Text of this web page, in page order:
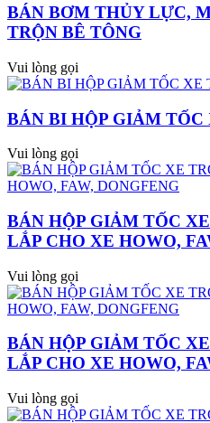
BÁN BƠM THỦY LỰC,
TRỘN BÊ TÔNG
Vui lòng gọi
BÁN BI HỘP GIẢM TỐC
Vui lòng gọi
BÁN HỘP GIẢM TỐC
LẮP CHO XE HOWO,
Vui lòng gọi
BÁN HỘP GIẢM TỐC
LẮP CHO XE HOWO,
Vui lòng gọi